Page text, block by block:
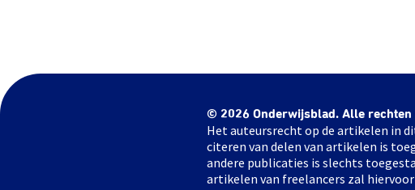
© 2026 Onderwijsblad. Alle rechten
Het auteursrecht op de artikelen in
citeren van delen van artikelen is
andere publicaties is slechts
artikelen van freelancers zal